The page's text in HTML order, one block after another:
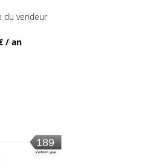
du vendeur
/ an